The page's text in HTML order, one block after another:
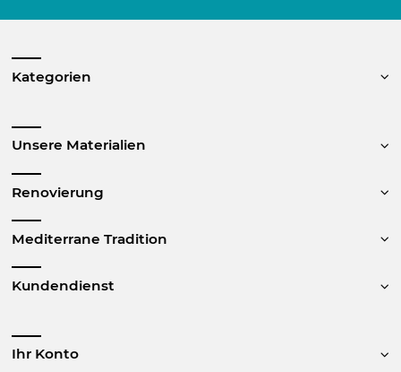
Kategorien
Unsere Materialien
Renovierung
Mediterrane Tradition
Kundendienst
Ihr Konto